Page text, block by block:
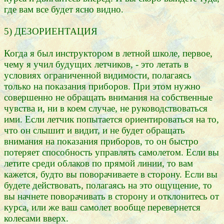
где вам все будет ясно видно.
5) ДЕЗОРИЕНТАЦИЯ
Когда я был инструктором в летной школе, первое,
чему я учил будущих летчиков, - это летать в
условиях ограниченной видимости, полагаясь
только на показания приборов. При этом нужно
совершенно не обращать внимания на собственные
чувства и, ни в коем случае, не руководствоваться
ими. Если летчик попытается ориентироваться на то,
что он слышит и видит, и не будет обращать
внимания на показания приборов, то он быстро
потеряет способность управлять самолетом. Если вы
летите среди облаков по прямой линии, то вам
кажется, будто вы поворачиваете в сторону. Если вы
будете действовать, полагаясь на это ощущение, то
вы начнете поворачивать в сторону и отклонитесь от
курса, или же ваш самолет вообще перевернется
колесами вверх.